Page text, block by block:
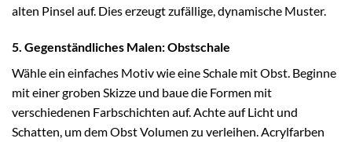
alten Pinsel auf. Dies erzeugt zufällige, dynamische Muster.
5. Gegenständliches Malen: Obstschale
Wähle ein einfaches Motiv wie eine Schale mit Obst. Beginne
mit einer groben Skizze und baue die Formen mit
verschiedenen Farbschichten auf. Achte auf Licht und
Schatten, um dem Obst Volumen zu verleihen. Acrylfarben